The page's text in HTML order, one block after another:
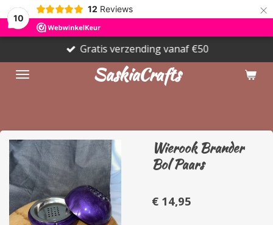
10
12 Reviews ×
SaskiaCrafts
Gratis verzending vanaf €50
Wierook Brander
Bol Paars
€ 14,95